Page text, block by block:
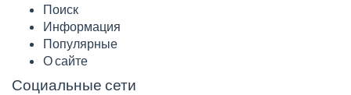
Поиск
Информация
Популярные
О сайте
Социальные сети